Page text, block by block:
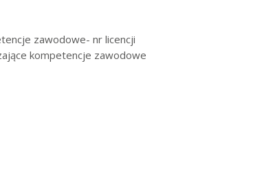
zawodowe- nr licencji
kompetencje zawodowe